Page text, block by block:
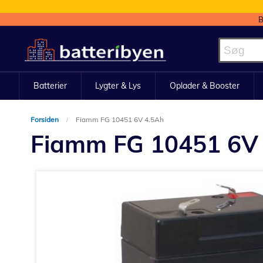
to
Content
Batterier Lygter & Lys Oplader & Booster
Forsiden Fiamm FG 10451 6V 4.5Ah
Fiamm FG 10451